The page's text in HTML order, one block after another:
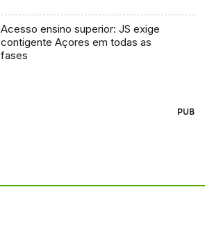
Acesso ensino superior: JS exige
contigente Açores em todas as
fases
PUB